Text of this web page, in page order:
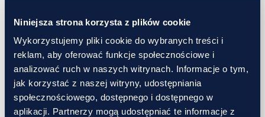
Niniejsza strona korzysta z plików cookie
Wykorzystujemy pliki cookie do wybranych treści i
reklam, aby oferować funkcje społecznościowe i
analizować ruch w naszych witrynach. Informacje o tym,
jak korzystać z naszej witryny, udostępniania
społecznościowego, dostępnego i dostępnego w
aplikacji. Partnerzy mogą udostępniać te informacje z